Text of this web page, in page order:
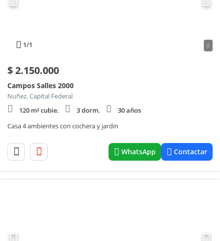
1/1 0
$2.150.000
Campos Salles 2000
Nuñez, Capital Federal
120 m² cubie.
3 dorm.
30 años
Casa 4 ambientes con cochera y jardin
WhatsApp Contactar